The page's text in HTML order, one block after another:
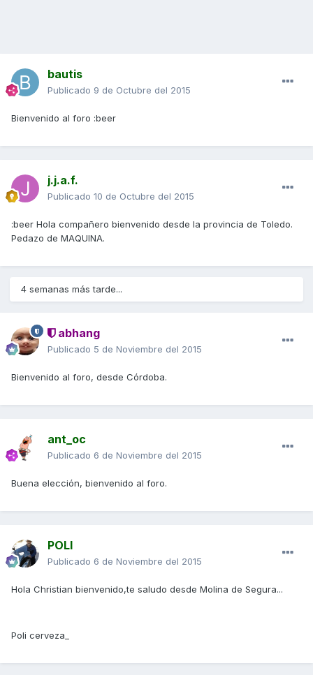
bautis
Publicado 9 de Octubre del 2015
Bienvenido al foro :beer
j.j.a.f.
Publicado 10 de Octubre del 2015
:beer Hola compañero bienvenido desde la provincia de Toledo.
Pedazo de MAQUINA.
4 semanas más tarde...
abhang
Publicado 5 de Noviembre del 2015
Bienvenido al foro, desde Córdoba.
ant_oc
Publicado 6 de Noviembre del 2015
Buena elección, bienvenido al foro.
POLI
Publicado 6 de Noviembre del 2015
Hola Christian bienvenido,te saludo desde Molina de Segura...
Poli cerveza_